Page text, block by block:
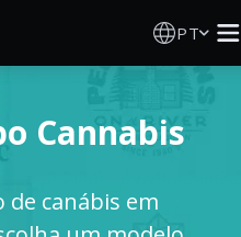
PT
Cannabis
canábis em